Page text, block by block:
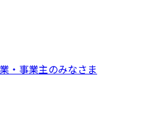
・事業主のみなさま